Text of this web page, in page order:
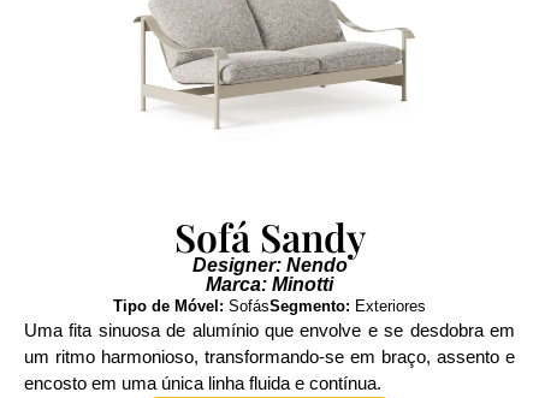
Sofá Sandy
Designer: Nendo
Marca: Minotti
Tipo de Móvel: SofásSegmento: Exteriores
Uma fita sinuosa de alumínio que envolve e se desdobra em
um ritmo harmonioso, transformando-se em braço, assento e
encosto em uma única linha fluida e contínua.